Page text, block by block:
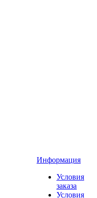
Информация
Условия
заказа
Условия